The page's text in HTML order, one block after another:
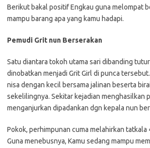
Berikut bakal positif Engkau guna melompat
mampu barang apa yang kamu hadapi.
Pemudi Grit nun Berserakan
Satu diantara tokoh utama sari dibanding
dinobatkan menjadi Grit Girl di punca
nisa dengan kecil bersama jalinan beserta
sekelilingnya. Sekitar kejadian menghasilkan
menganjurkan dipadankan dgn kepala nun
Pokok, perhimpunan cuma melahirkan tatkala
Guna menebusnya, Kamu sedang mampu